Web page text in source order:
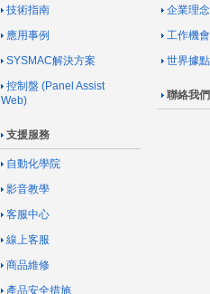
技術指南
應用事例
SYSMAC解決方案
控制盤 (Panel Assist
Web)
支援服務
自動化學院
影音教學
客服中心
線上客服
商品維修
產品安全措施
企業理念
工作機會
世界據點
聯絡我們